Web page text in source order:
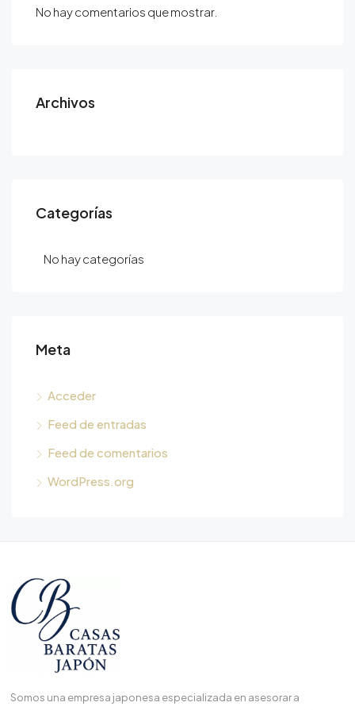
No hay comentarios que mostrar.
Archivos
Categorías
No hay categorías
Meta
Acceder
Feed de entradas
Feed de comentarios
WordPress.org
Somos una empresa japonesa especializada en asesorar a